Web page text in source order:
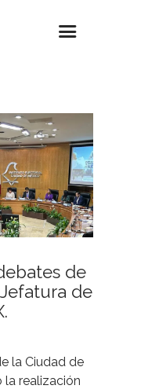
de
de
la Ciudad de
la realización